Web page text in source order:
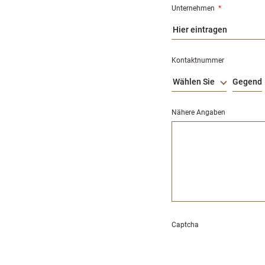
Unternehmen *
Kontaktnummer
Wählen Sie
Nähere Angaben
Captcha